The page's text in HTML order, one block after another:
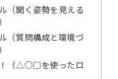
（聞く姿勢を見える
（質問構成と環境づ
！（△○□を使ったロ